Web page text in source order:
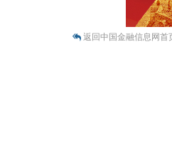
返回中国金融信息网首